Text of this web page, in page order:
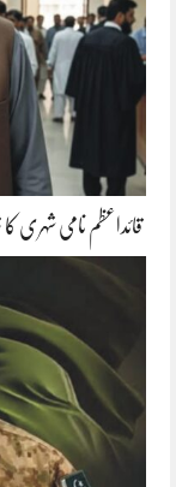
قائداعظم نامی شہری